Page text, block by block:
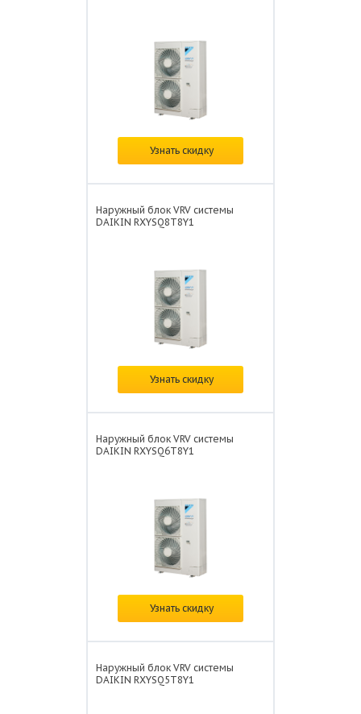
по запросу
Узнать скидку
Наружный блок VRV системы
DAIKIN RXYSQ8T8Y1
по запросу
Узнать скидку
Наружный блок VRV системы
DAIKIN RXYSQ6T8Y1
по запросу
Узнать скидку
Наружный блок VRV системы
DAIKIN RXYSQ5T8Y1